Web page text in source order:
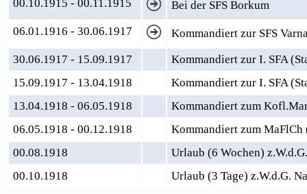
00.10.1915 - 00.11.1915
Bei der SFS Borkum
06.01.1916 - 30.06.1917
Kommandiert zur SFS
30.06.1917 - 15.09.1917
Kommandiert zur I. SFA
15.09.1917 - 13.04.1918
Kommandiert zur I. SFA
13.04.1918 - 06.05.1918
Kommandiert zum
06.05.1918 - 00.12.1918
Kommandiert zum MaFlCh
00.08.1918
Urlaub (6 Wochen) z.W.d.G.
00.10.1918
Urlaub (3 Tage) z.W.d.G.